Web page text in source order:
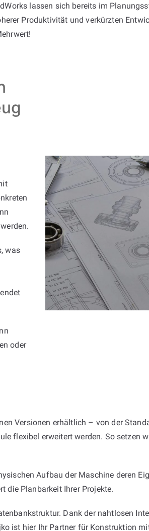
lassen sich bereits im
Produktivität und verkürzten
was
oder
Versionen erhältlich – von der
flexibel erweitert werden. So setzen
Aufbau der Maschine deren
die Planbarkeit Ihrer Projekte.
Dank der nahtlosen
ist hier Ihr Partner für Konstruktion